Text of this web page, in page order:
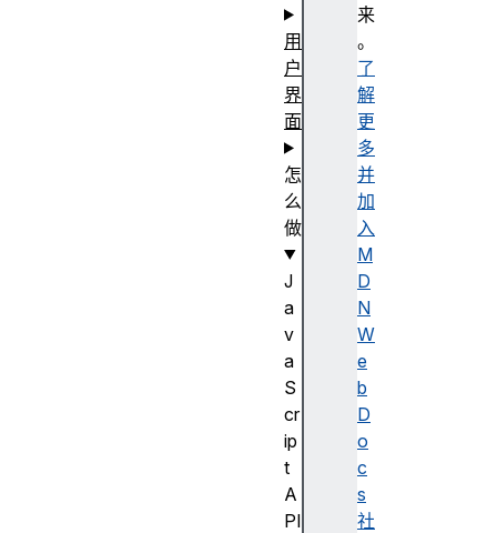
来
。
了
解
更
多
并
加
入
M
D
N
W
e
b
D
o
c
s
社
用
户
界
面
怎
么
做
J
a
v
a
S
cr
ip
t
A
PI